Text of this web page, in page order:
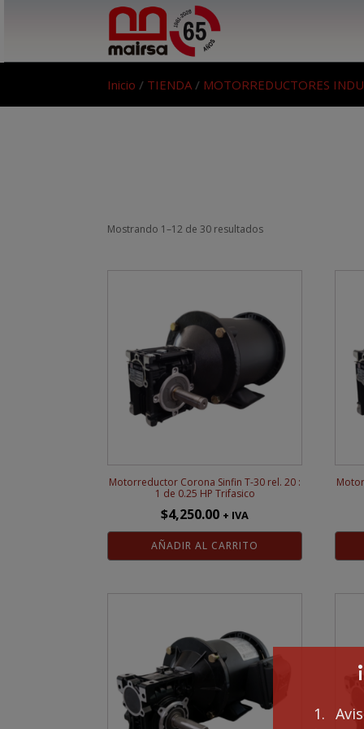
1.
Inicio / TIENDA/ MOTORREDUCTORES
Mostrando 1–12 de 30 resultados
Motorreductor Corona Sinfin T-30 rel. 20 :
1 de 0.25 HP Trifasico
$4,250.00 + IVA
AÑADIR AL CARRITO